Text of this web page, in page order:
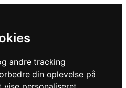
andre tracking
din oplevelse på